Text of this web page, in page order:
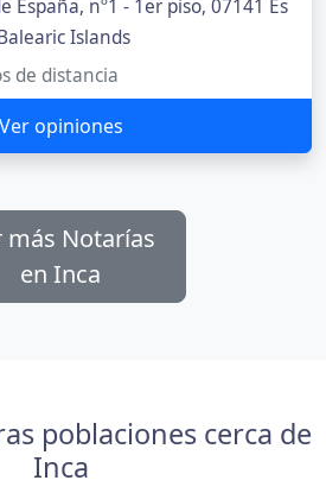
España, nº1 - 1er piso, 07141 Es
Islands
de distancia
Ver opiniones
más Notarías
en Inca
poblaciones cerca de
Inca